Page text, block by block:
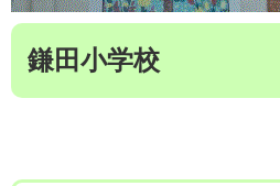
本
鎌田小学校